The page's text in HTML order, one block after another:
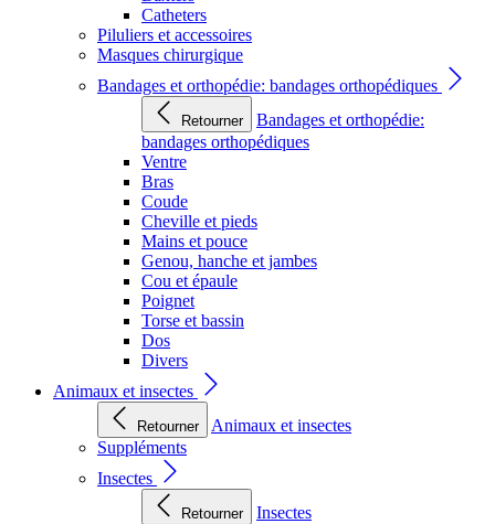
Catheters
Piluliers et accessoires
Masques chirurgique
Bandages et orthopédie: bandages orthopédiques
Retourner
Bandages et orthopédie:
bandages orthopédiques
Ventre
Bras
Coude
Cheville et pieds
Mains et pouce
Genou, hanche et jambes
Cou et épaule
Poignet
Torse et bassin
Dos
Divers
Animaux et insectes
Retourner
Animaux et insectes
Suppléments
Insectes
Retourner
Insectes